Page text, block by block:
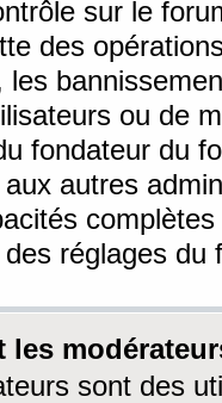
sur le
des
les
ou de
fondateur du
autres
réglages du
les
sont des